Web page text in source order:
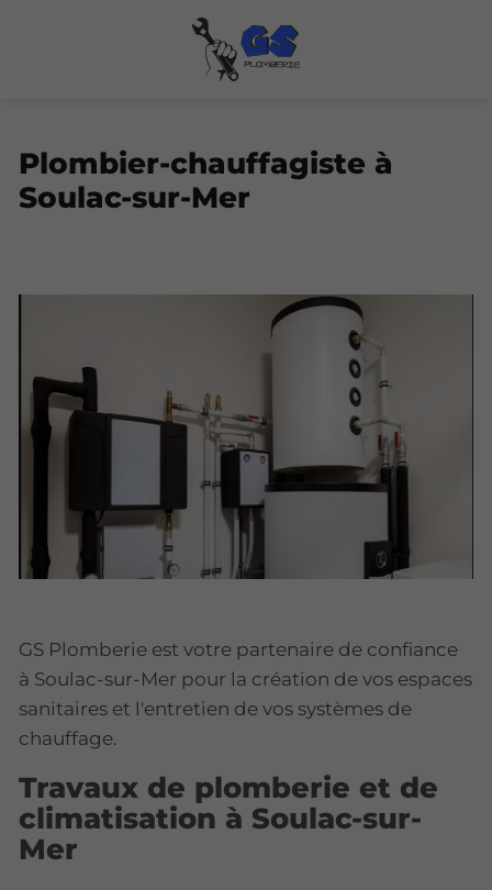
Plombier-chauffagiste à
Soulac-sur-Mer
GS Plomberie est votre partenaire de confiance
à Soulac-sur-Mer pour la création de vos espaces
sanitaires et l'entretien de vos systèmes de
chauffage.
Travaux de plomberie et de
climatisation à Soulac-sur-
Mer